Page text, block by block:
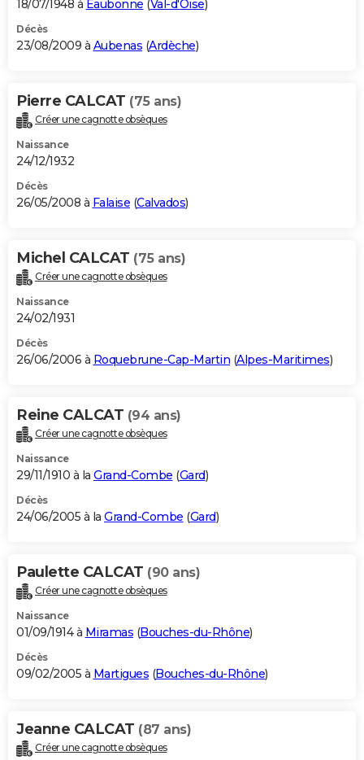
18/07/1948 à Eaubonne (Val-d'Oise)
Décès
23/08/2009 à Aubenas (Ardèche)
Pierre CALCAT (75 ans)
Créer une cagnotte obsèques
Naissance
24/12/1932
Décès
26/05/2008 à Falaise (Calvados)
Michel CALCAT (75 ans)
Créer une cagnotte obsèques
Naissance
24/02/1931
Décès
26/06/2006 à Roquebrune-Cap-Martin (Alpes-Maritimes)
Reine CALCAT (94 ans)
Créer une cagnotte obsèques
Naissance
29/11/1910 à la Grand-Combe (Gard)
Décès
24/06/2005 à la Grand-Combe (Gard)
Paulette CALCAT (90 ans)
Créer une cagnotte obsèques
Naissance
01/09/1914 à Miramas (Bouches-du-Rhône)
Décès
09/02/2005 à Martigues (Bouches-du-Rhône)
Jeanne CALCAT (87 ans)
Créer une cagnotte obsèques